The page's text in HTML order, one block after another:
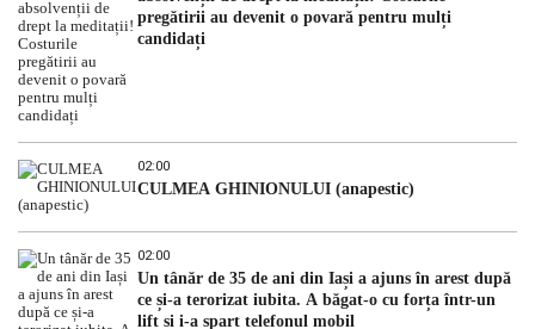
pregătirii au devenit o povară pentru mulți
candidați
02:00
CULMEA GHINIONULUI (anapestic)
02:00
Un tânăr de 35 de ani din Iași a ajuns în arest după
ce și-a terorizat iubita. A băgat-o cu forța într-un
lift și i-a spart telefonul mobil